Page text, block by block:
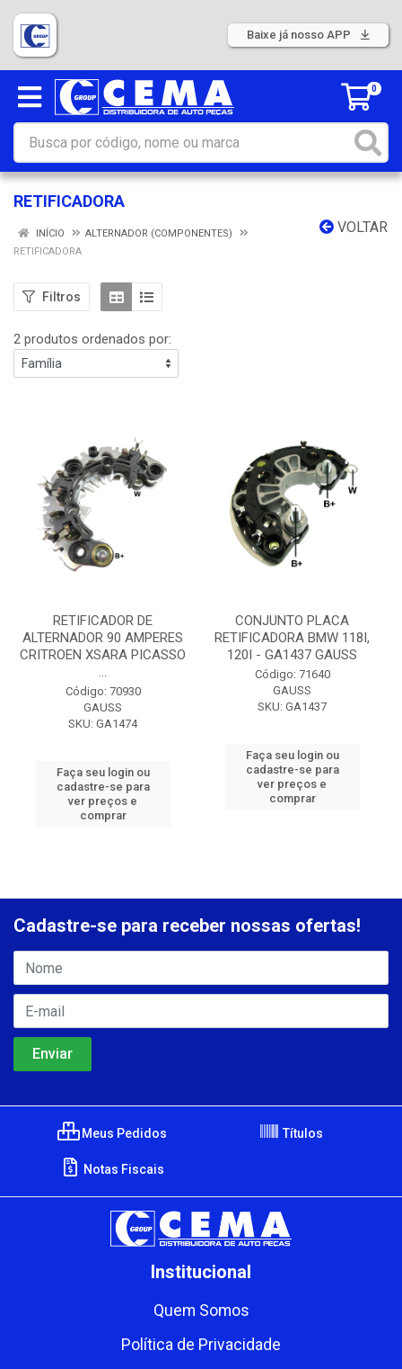
Baixe já nosso APP
0
RETIFICADORA
VOLTAR
INÍCIO
ALTERNADOR (COMPONENTES)
RETIFICADORA
Filtros
2 produtos ordenados por:
RETIFICADOR DE
ALTERNADOR 90 AMPERES
CRITROEN XSARA PICASSO
...
Código: 70930
GAUSS
SKU: GA1474
Faça seu login ou
cadastre-se para
ver preços e
comprar
CONJUNTO PLACA
RETIFICADORA BMW 118I,
120I - GA1437 GAUSS
Código: 71640
GAUSS
SKU: GA1437
Faça seu login ou
cadastre-se para
ver preços e
comprar
Cadastre-se para receber nossas ofertas!
Meus Pedidos Títulos
Notas Fiscais
Institucional
Quem Somos
Política de Privacidade